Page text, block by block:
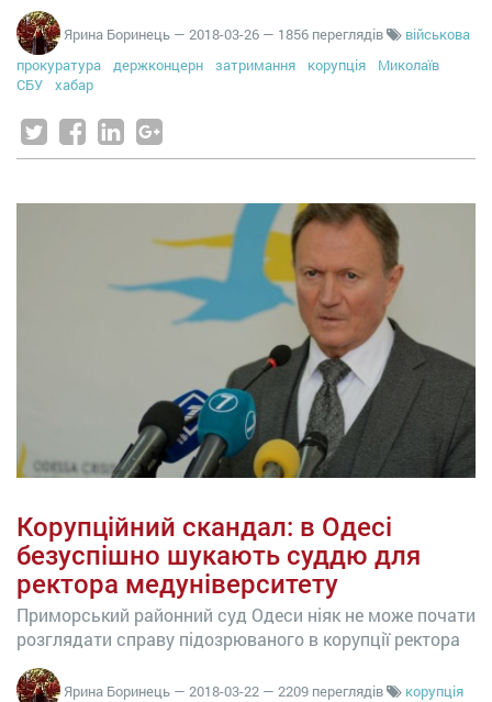
Ярина Боринець — 2018-03-26 — 1856 переглядів
військова
прокуратура
держконцерн затримання корупція
Миколаїв
СБУ
хабар
Корупційний скандал: в Одесі
безуспішно шукають суддю для
ректора медуніверситету
Приморський районний суд Одеси ніяк не може почати
розглядати справу підозрюваного в корупції ректора
Ярина Боринець — 2018-03-22 — 2209 переглядів
корупція